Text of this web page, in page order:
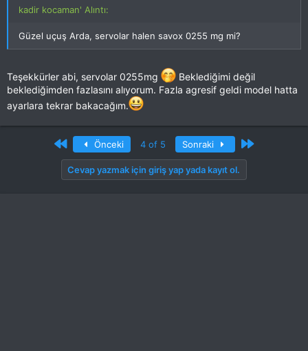
kadir kocaman' Alıntı:
Güzel uçuş Arda, servolar halen savox 0255 mg mi?
Teşekkürler abi, servolar 0255mg
Beklediğimi değil
beklediğimden fazlasını alıyorum. Fazla agresif geldi model hatta
ayarlara tekrar bakacağım.
First Önceki 4 of 5 Sonraki Son
Cevap yazmak için giriş yap yada kayıt ol.